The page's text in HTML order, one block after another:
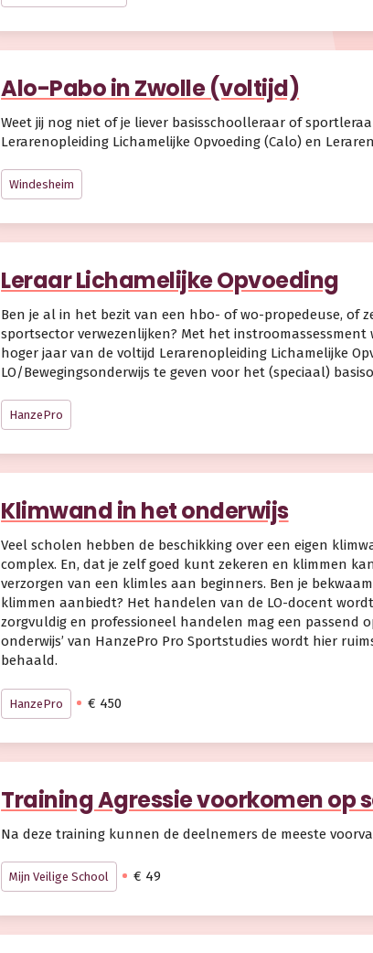
Alo-Pabo in Zwolle (voltijd)
Weet jij nog niet of je liever basisschoolleraar of
Lerarenopleiding Lichamelijke Opvoeding (Calo) en
Windesheim
Leraar Lichamelijke Opvoeding
Ben je al in het bezit van een hbo- of wo-propedeuse, of
sportsector verwezenlijken? Met het
hoger jaar van de voltijd Lerarenopleiding Lichamelijke
LO/Bewegingsonderwijs te geven voor het (speciaal)
HanzePro
Klimwand in het onderwijs
Veel scholen hebben de beschikking over een eigen
complex. En, dat je zelf goed kunt zekeren en klimmen
verzorgen van een klimles aan beginners. Ben je
klimmen aanbiedt? Het handelen van de LO-docent
zorgvuldig en professioneel handelen mag een passend
onderwijs’ van HanzePro Pro Sportstudies wordt hier
behaald.
HanzePro € 450
Training Agressie voorkomen op
Na deze training kunnen de deelnemers de meeste
Mijn Veilige School € 49